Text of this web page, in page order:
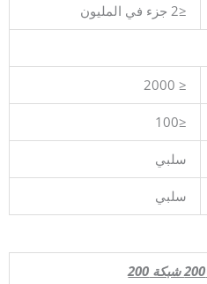
≤2 جزء في المليون
≤ 2000
≤100
سلبي
سلبي